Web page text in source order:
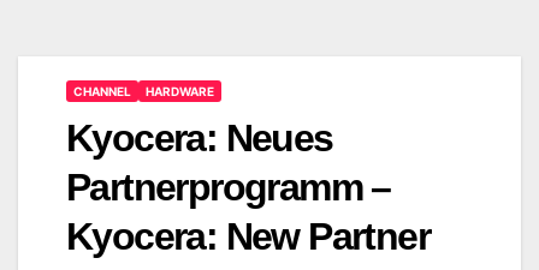
CHANNEL HARDWARE
Kyocera: Neues
Partnerprogramm –
Kyocera: New Partner